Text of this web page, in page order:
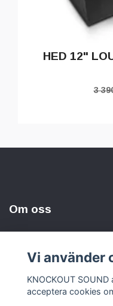
HED 12"
3
Om oss
Sociala medier
Vi använder
KNOCKOUT
acceptera cookies